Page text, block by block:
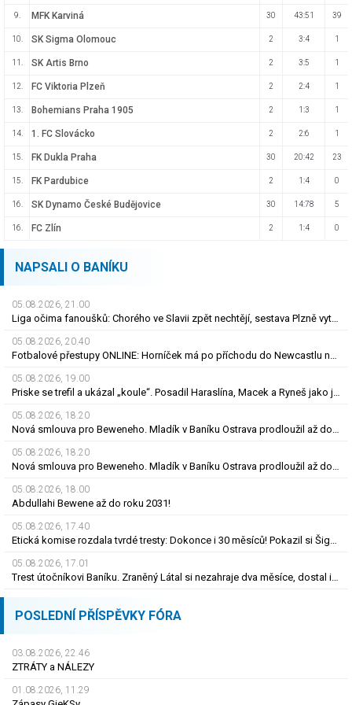
9. MFK Karviná 30 43:51 39
10. SK Sigma Olomouc 2 3:4 1
11. SK Artis Brno 2 3:5 1
12. FC Viktoria Plzeň 2 2:4 1
13. Bohemians Praha 1905 2 1:3 1
14. 1. FC Slovácko 2 2:6 1
15. FK Dukla Praha 30 20:42 23
15. FK Pardubice 2 1:4 0
16. SK Dynamo České Budějovice 30 14:78 5
16. FC Zlín 2 1:4 0
NAPSALI O BANÍKU
05.08.2026, 21.00
Liga očima fanoušků: Chorého ve Slavii zpět nechtějí, sestava Plzně vytažená z klobouku
05.08.2026, 20.40
Fotbalové přestupy ONLINE: Horníček má po příchodu do Newcastlu nového trenéra
05.08.2026, 19.00
Priske se trefil a ukázal „koule“. Posadil Haraslína, Macek a Ryneš jako jackpot
05.08.2026, 18.20
Nová smlouva pro Beweneho. Mladík v Baníku Ostrava prodloužil až do léta 2031
05.08.2026, 18.20
Nová smlouva pro Beweneho. Mladík v Baníku Ostrava prodloužil až do léta 2031
05.08.2026, 18.00
Abdullahi Bewene až do roku 2031!
05.08.2026, 17.40
Etická komise rozdala tvrdé tresty: Dokonce i 30 měsíců! Pokazil si Šigut kariéru?
05.08.2026, 17.01
Trest útočníkovi Baníku. Zraněný Látal si nezahraje dva měsíce, dostal i pokutu
POSLEDNÍ PŘÍSPĚVKY FÓRA
03.08.2026, 22.46
ZTRÁTY a NÁLEZY
01.08.2026, 11.29